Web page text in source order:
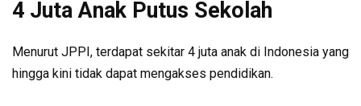
4 Juta Anak Putus Sekolah
Menurut JPPI, terdapat sekitar 4 juta anak di Indonesia yang
hingga kini tidak dapat mengakses pendidikan.